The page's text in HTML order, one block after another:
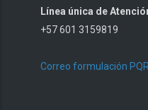
Línea única de
+57 601 3159819
Correo formulación